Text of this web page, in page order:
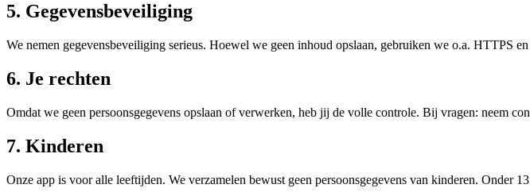
5. Gegevensbeveiliging
We nemen gegevensbeveiliging serieus. Hoewel we geen inhoud opslaan, gebruiken we o.a. HTTPS en
6. Je rechten
Omdat we geen persoonsgegevens opslaan of verwerken, heb jij de volle controle. Bij vragen: neem
7. Kinderen
Onze app is voor alle leeftijden. We verzamelen bewust geen persoonsgegevens van kinderen. Onder